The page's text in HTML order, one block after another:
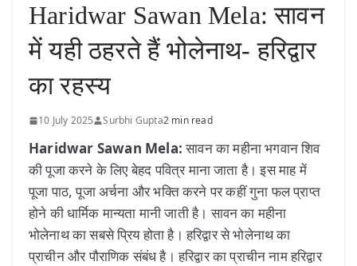
Haridwar Sawan Mela: सावन
में यही ठहरते हैं भोलेनाथ- हरिद्वार
का रहस्य
10 July 2025 Surbhi Gupta2 min read
Haridwar Sawan Mela:सावन का महीना भगवान शिव
की पूजा करने के लिए बेहद पवित्र माना जाता है। इस माह में
पूजा पाठ, पूजा अर्चना और भक्ति करने पर कहीं गुना फल प्राप्त
होने की धार्मिक मान्यता मानी जाती है। सावन का महीना
भोलेनाथ का सबसे प्रिय होता है। हरिद्वार से भोलेनाथ का
प्राचीन और पौराणिक संबंध है। हरिद्वार का प्राचीन नाम हरिद्वार